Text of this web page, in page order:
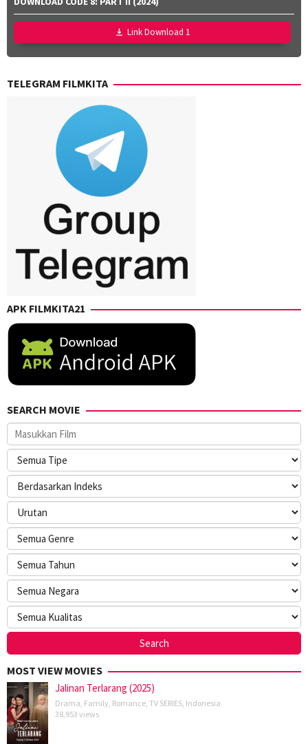
Williams,
Jan
Zalar,
John
Phil
Sheila
Waldron
Link Download 1
TELEGRAM FILMKITA
APK FILMKITA21
SEARCH MOVIE
MOST VIEW MOVIES
Jalinan Terlarang (2025)
Drama Family Romance TV SERIES Indonesia
38,953 views